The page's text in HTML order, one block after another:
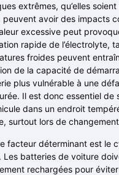
extrêmes, qu’elles
peuvent avoir des impacts
excessive peut
rapide de l’électrolyte,
froides peuvent
de la capacité de
plus vulnérable à une
Il est donc essentiel de
dans un endroit
surtout lors de
facteur déterminant est le
Les batteries de voiture
rechargées pour